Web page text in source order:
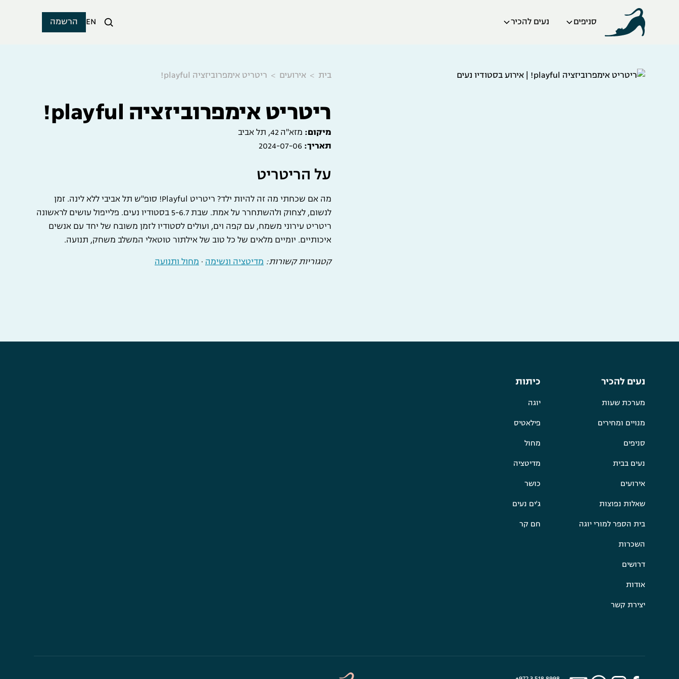
סניפים נעים להכיר EN הרשמה
ריטריט אימפרוביזציה playful!
בית אירועים ריטריט אימפרוביזציה playful!
מיקום: מזא"ה 42, תל אביב
תאריך:
על הריטריט
מה אם שכחתי מה זה להיות ילד? ריטריט Playful! סופ"ש תל אביבי ללא לינה. זמן
לנשום, לצחוק ולהשתחרר על אמת. שבת 5-6.7 בסטודיו נעים. פלייפול עושים לראשונה
ריטריט עירוני משמח, עם קפה וים, ועולים לסטודיו לזמן משובח של יחד עם אנשים
איכותיים. יומיים מלאים של כל טוב של אילתור טוטאלי המשלב משחק, תנועה.
קטגוריות קשורות: מדיטציה ונשימה · מחול ותנועה
נעים להכיר
מערכת שעות
מנויים ומחירים
סניפים
נעים בבית
אירועים
שאלות נפוצות
בית הספר למורי יוגה
השכרות
דרושים
אודות
יצירת קשר
כיתות
יוגה
פילאטיס
מחול
מדיטציה
כושר
ג'ים נעים
חם קר